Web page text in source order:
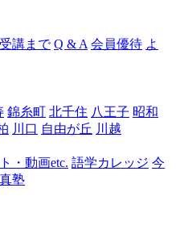
ャ
浜
講まで Q & A 会員優待 よ
錦糸町 北千住 八王子 昭和
川口 自由が丘 川越
・動画etc. 語学カレッジ 今
塾